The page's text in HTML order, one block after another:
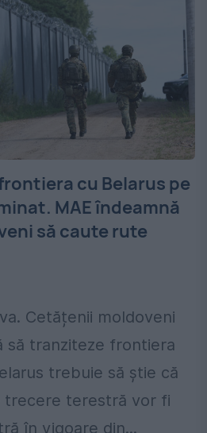
cu Belarus pe
MAE îndeamnă
să caute rute
Cetățenii moldoveni
să tranziteze frontiera
trebuie să știe că
terestră vor fi
în vigoare din...